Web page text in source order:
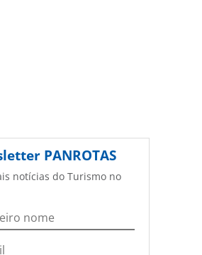
PANROTAS
notícias do Turismo no